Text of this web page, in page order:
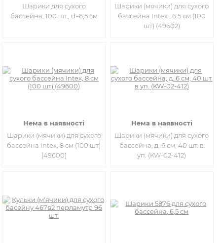
Шарики для сухого
бассейна, 100 шт., d=6,5 см
Шарики (мячики) для сухого
бассейна Intex , 6.5 см (100
шт) (49602)
Нема в наявності
Шарики (мячики) для сухого
бассейна Intex, 8 см (100 шт)
(49600)
Нема в наявності
Шарики (мячики) для сухого
бассейна, д. 6 см, 40 шт. в
уп. (KW-02-412)